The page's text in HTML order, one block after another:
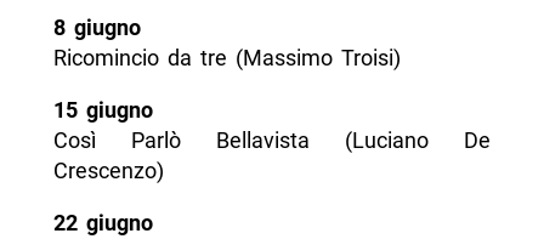
8 giugno
Ricomincio da tre (Massimo Troisi)
15 giugno
Così Parlò Bellavista (Luciano De
Crescenzo)
22 giugno